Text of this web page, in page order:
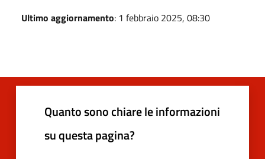
Ultimo aggiornamento: 1 febbraio 2025, 08:30
Quanto sono chiare le informazioni
su questa pagina?